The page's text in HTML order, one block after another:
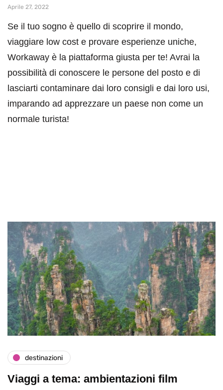
Aprile 27, 2022
Se il tuo sogno è quello di scoprire il mondo,
viaggiare low cost e provare esperienze uniche,
Workaway è la piattaforma giusta per te! Avrai la
possibilità di conoscere le persone del posto e di
lasciarti contaminare dai loro consigli e dai loro usi,
imparando ad apprezzare un paese non come un
normale turista!
destinazioni
Viaggi a tema: ambientazioni film